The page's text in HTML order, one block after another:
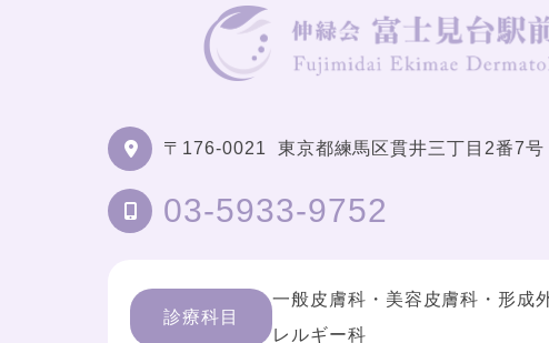
〒176-0021 東京都練馬区貫井三丁目2番7
03-5933-9752
診療科目
一般皮膚科・美容皮膚科・形成
レルギー科